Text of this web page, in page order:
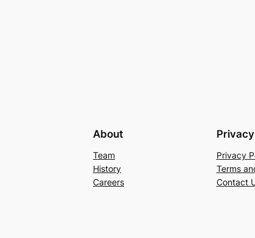
About
Team
History
Careers
Privacy
Privacy
Terms
Contact